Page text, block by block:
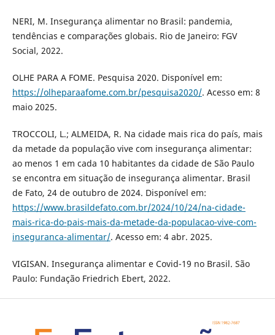
NERI, M. Insegurança alimentar no Brasil: pandemia,
tendências e comparações globais. Rio de Janeiro: FGV
Social, 2022.
OLHE PARA A FOME. Pesquisa 2020. Disponível em:
https://olheparaafome.com.br/pesquisa2020/. Acesso em: 8
maio 2025.
TROCCOLI, L.; ALMEIDA, R. Na cidade mais rica do país, mais
da metade da população vive com insegurança alimentar:
ao menos 1 em cada 10 habitantes da cidade de São Paulo
se encontra em situação de insegurança alimentar. Brasil
de Fato, 24 de outubro de 2024. Disponível em:
https://www.brasildefato.com.br/2024/10/24/na-cidade-
mais-rica-do-pais-mais-da-metade-da-populacao-vive-com-
inseguranca-alimentar/. Acesso em: 4 abr. 2025.
VIGISAN. Insegurança alimentar e Covid-19 no Brasil. São
Paulo: Fundação Friedrich Ebert, 2022.